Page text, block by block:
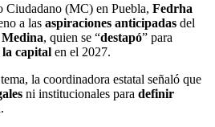
(MC) en Puebla, Fedrha
a las aspiraciones anticipadas del
, quien se “destapó” para
la capital en el 2027.
la coordinadora estatal señaló que
ni institucionales para definir